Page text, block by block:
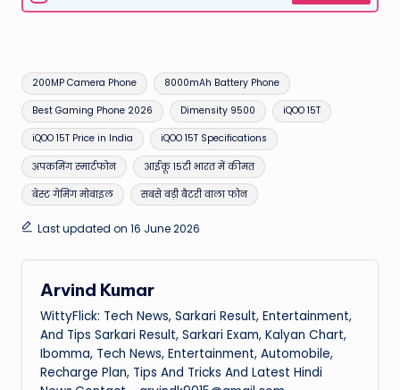
Tags:
200MP Camera Phone 8000mAh Battery Phone
Best Gaming Phone 2026 Dimensity 9500 iQOO 15T
iQOO 15T Price in India iQOO 15T Specifications
अपकमिंग स्मार्टफोन आईकू 15टी भारत में कीमत
बेस्ट गेमिंग मोबाइल सबसे बड़ी बैटरी वाला फोन
Last updated on 16 June 2026
Arvind Kumar
WittyFlick: Tech News, Sarkari Result, Entertainment,
And Tips Sarkari Result, Sarkari Exam, Kalyan Chart,
Ibomma, Tech News, Entertainment, Automobile,
Recharge Plan, Tips And Tricks And Latest Hindi